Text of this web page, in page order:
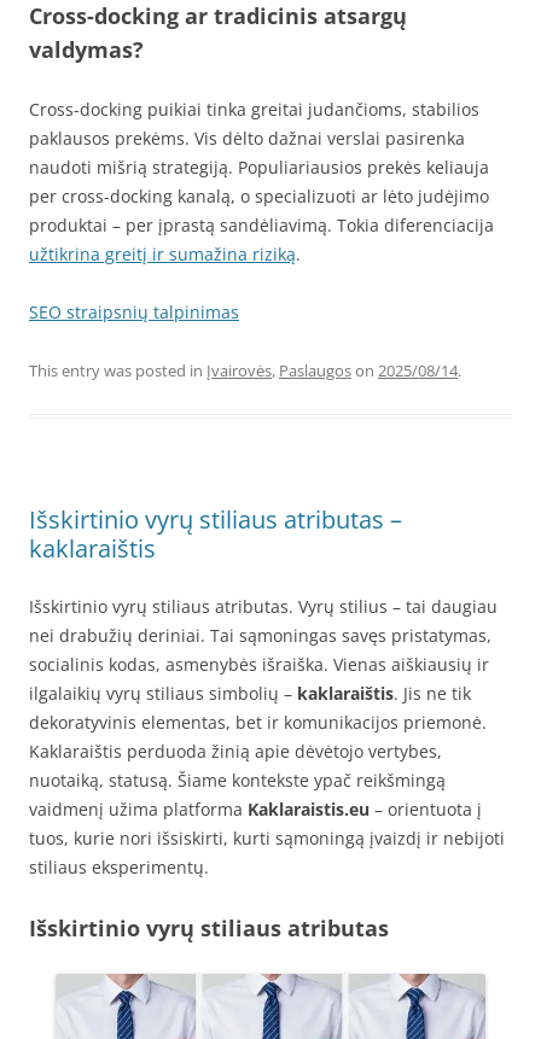
Cross-docking ar tradicinis atsargų
valdymas?
Cross-docking puikiai tinka greitai judančioms, stabilios
paklausos prekėms. Vis dėlto dažnai verslai pasirenka
naudoti mišrią strategiją. Populiariausios prekės keliauja
per cross-docking kanalą, o specializuoti ar lėto judėjimo
produktai – per įprastą sandėliavimą. Tokia diferenciacija
užtikrina greitį ir sumažina riziką.
SEO straipsnių talpinimas
This entry was posted in Įvairovės, Paslaugoson 2025/08/14.
Išskirtinio vyrų stiliaus atributas –
kaklaraištis
Išskirtinio vyrų stiliaus atributas. Vyrų stilius – tai daugiau
nei drabužių deriniai. Tai sąmoningas savęs pristatymas,
socialinis kodas, asmenybės išraiška. Vienas aiškiausių ir
ilgalaikių vyrų stiliaus simbolių – kaklaraištis. Jis ne tik
dekoratyvinis elementas, bet ir komunikacijos priemonė.
Kaklaraištis perduoda žinią apie dėvėtojo vertybes,
nuotaiką, statusą. Šiame kontekste ypač reikšmingą
vaidmenį užima platforma Kaklaraistis.eu – orientuota į
tuos, kurie nori išsiskirti, kurti sąmoningą įvaizdį ir nebijoti
stiliaus eksperimentų.
Išskirtinio vyrų stiliaus atributas